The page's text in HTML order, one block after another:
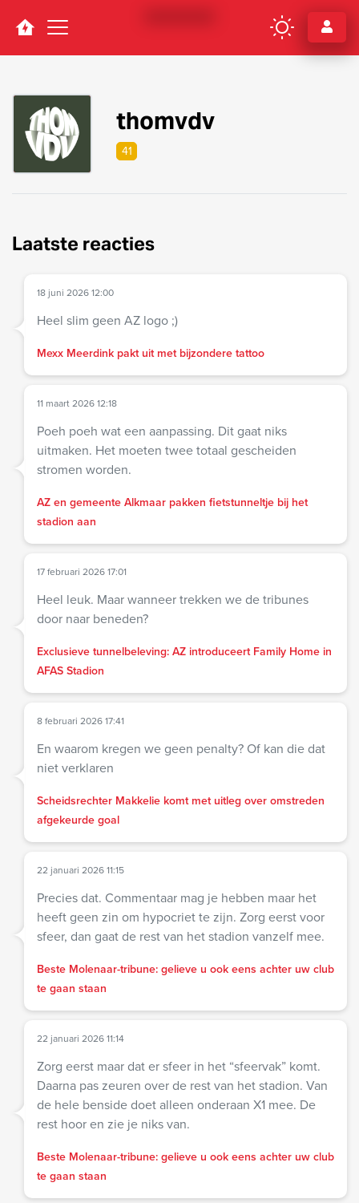
Navigation
thomvdv
41
Laatste reacties
18 juni 2026 12:00
Heel slim geen AZ logo ;)
Mexx Meerdink pakt uit met bijzondere tattoo
11 maart 2026 12:18
Poeh poeh wat een aanpassing. Dit gaat niks
uitmaken. Het moeten twee totaal gescheiden
stromen worden.
AZ en gemeente Alkmaar pakken fietstunneltje bij het
stadion aan
17 februari 2026 17:01
Heel leuk. Maar wanneer trekken we de tribunes
door naar beneden?
Exclusieve tunnelbeleving: AZ introduceert Family Home in
AFAS Stadion
8 februari 2026 17:41
En waarom kregen we geen penalty? Of kan die dat
niet verklaren
Scheidsrechter Makkelie komt met uitleg over omstreden
afgekeurde goal
22 januari 2026 11:15
Precies dat. Commentaar mag je hebben maar het
heeft geen zin om hypocriet te zijn. Zorg eerst voor
sfeer, dan gaat de rest van het stadion vanzelf mee.
Beste Molenaar-tribune: gelieve u ook eens achter uw club
te gaan staan
22 januari 2026 11:14
Zorg eerst maar dat er sfeer in het “sfeervak” komt.
Daarna pas zeuren over de rest van het stadion. Van
de hele benside doet alleen onderaan X1 mee. De
rest hoor en zie je niks van.
Beste Molenaar-tribune: gelieve u ook eens achter uw club
te gaan staan